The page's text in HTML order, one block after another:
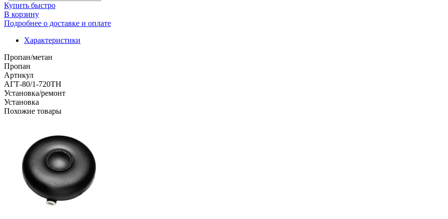
Купить быстро
В корзину
Подробнее о доставке и оплате
Характеристики
Пропан/метан
Пропан
Артикул
АГТ-80/1-720ТН
Установка/ремонт
Установка
Похожие товары